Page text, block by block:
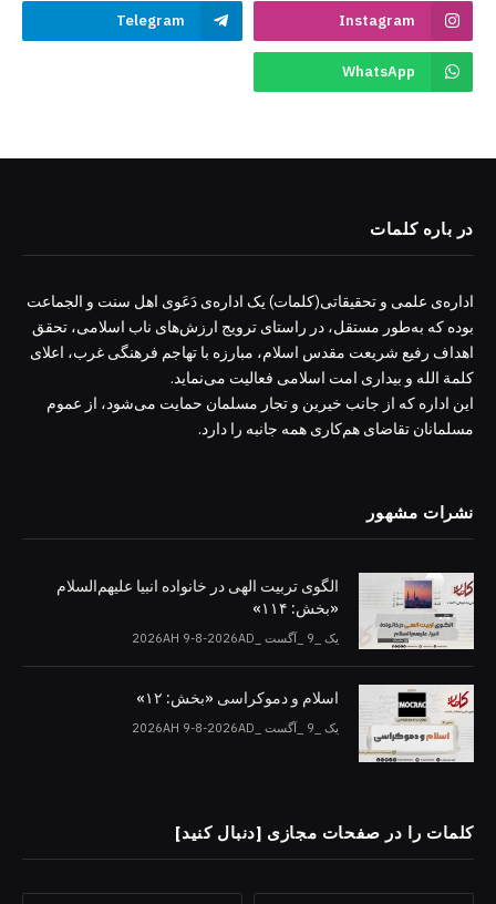
Instagram
Telegram
WhatsApp
در باره کلمات
اداره‌ی علمی و تحقیقاتی(کلمات) یک اداره‌ی دَعَوی اهل سنت و الجماعت
بوده که به‌طور مستقل، در راستای ترویج ارزش‌های ناب اسلامی، تحقق
اهداف رفیع شریعت مقدس اسلام، مبارزه با تهاجم فرهنگی غرب، اعلای
کلمة الله و بیداری امت اسلامی فعالیت می‌نماید.
این اداره که از جانب خیرین و تجار مسلمان حمایت می‌شود، از عموم
مسلمانان تقاضای هم‌کاری همه جانبه را دارد.
نشرات مشهور
الگوی تربیت الهی در خانواده انبیا‌‌ علیهم‌السلام
«بخش: ۱۱۴»
یک _9 _آگست _2026AH 9-8-2026AD
اسلام و دموکراسی «بخش: ۱۲»
یک _9 _آگست _2026AH 9-8-2026AD
کلمات را در صفحات مجازی [دنبال کنید]